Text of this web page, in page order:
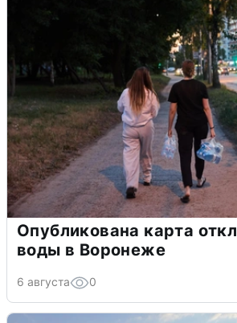
Опубликована карта
воды в Воронеже
6 августа 0